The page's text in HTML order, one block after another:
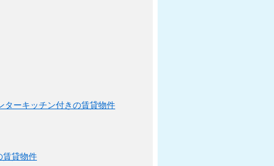
ターキッチン付きの賃貸物件
賃貸物件